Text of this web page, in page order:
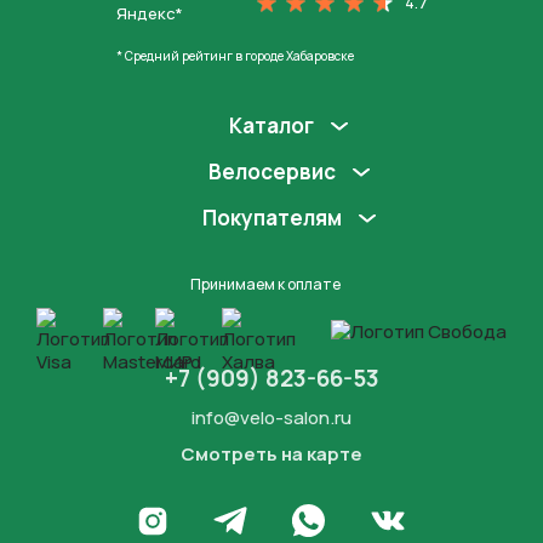
Яндекс*
* Средний рейтинг в городе Хабаровске
Каталог
Велосервис
Покупателям
Принимаем к оплате
+7 (909) 823-66-53
info@velo-salon.ru
Смотреть на карте
Перейти в Инстаграм
Написать в Телеграм
Написать в WhatsApp
Перейти во